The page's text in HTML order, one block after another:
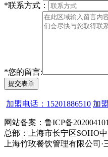
*联系方式：
*您的留言:
提交表单
加盟电话：15201886510 加
网站备案：鲁ICP备
总部：上海市长宁区SOHO
上海竹玫餐饮管理有限公司·